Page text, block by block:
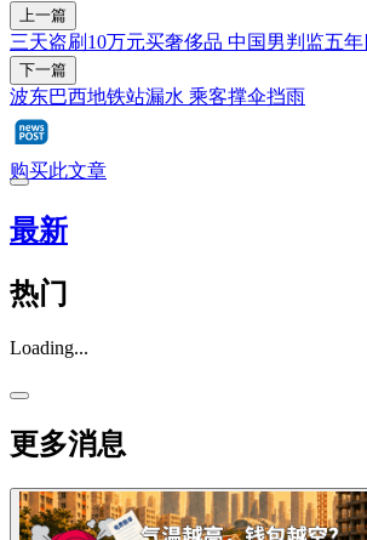
上一篇
三天盗刷10万元买奢侈品 中国男判监五年
下一篇
波东巴西地铁站漏水 乘客撑伞挡雨
购买此文章
最新
热门
Loading...
更多消息